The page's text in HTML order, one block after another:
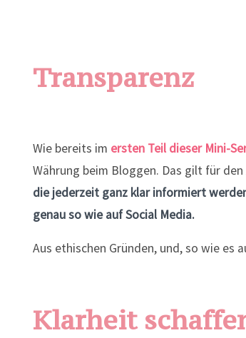
Transparenz
Wie bereits im ersten Teil dieser Mini-
Währung beim Bloggen. Das gilt für
die jederzeit ganz klar informiert
genau so wie auf Social Media.
Aus ethischen Gründen, und, so wie es
Klarheit